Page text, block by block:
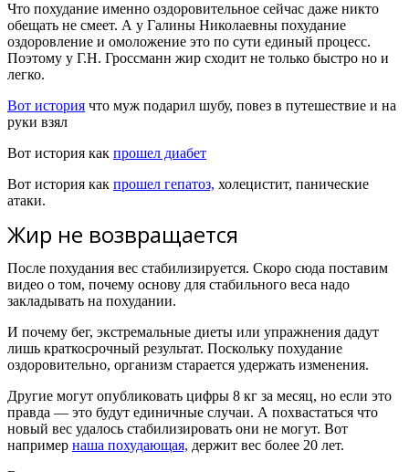
Что похудание именно оздоровительное сейчас даже никто
обещать не смеет. А у Галины Николаевны похудание
оздоровление и омоложение это по сути единый процесс.
Поэтому у Г.Н. Гроссманн жир сходит не только быстро но и
легко.
Вот история что муж подарил шубу, повез в путешествие и на
руки взял
Вот история как прошел диабет
Вот история как прошел гепатоз, холецистит, панические
атаки.
Жир не возвращается
После похудания вес стабилизируется. Скоро сюда поставим
видео о том, почему основу для стабильного веса надо
закладывать на похудании.
И почему бег, экстремальные диеты или упражнения дадут
лишь краткосрочный результат. Поскольку похудание
оздоровительно, организм старается удержать изменения.
Другие могут опубликовать цифры 8 кг за месяц, но если это
правда — это будут единичные случаи. А похвастаться что
новый вес удалось стабилизировать они не могут. Вот
например наша похудающая, держит вес более 20 лет.